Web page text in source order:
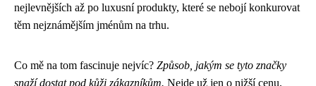
nejlevnějších až po luxusní produkty, které se nebojí konkurovat
těm nejznámějším jménům na trhu.
Co mě na tom fascinuje nejvíc? Způsob, jakým se tyto značky
snaží dostat pod kůži zákazníkům. Nejde už jen o nižší cenu.